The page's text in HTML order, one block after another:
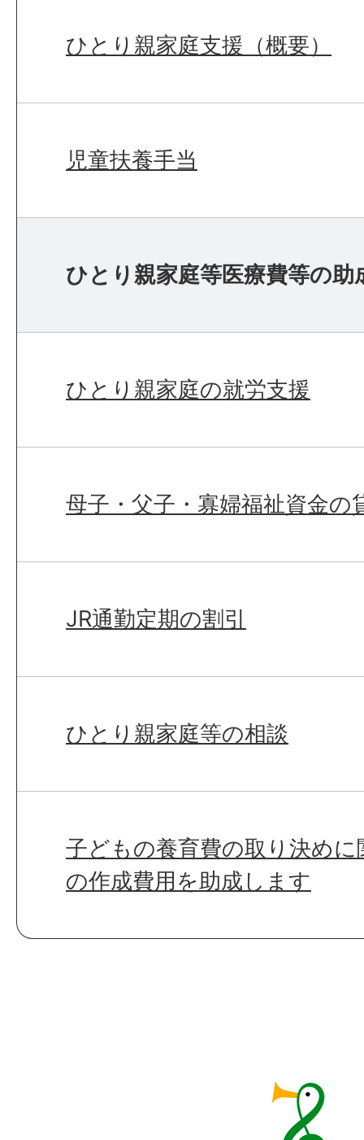
ひとり親家庭支援（概要）
児童扶養手当
ひとり親家庭等医療費等の助
ひとり親家庭の就労支援
母子・父子・寡婦福祉資金の
JR通勤定期の割引
ひとり親家庭等の相談
子どもの養育費の取り決め
の作成費用を助成します